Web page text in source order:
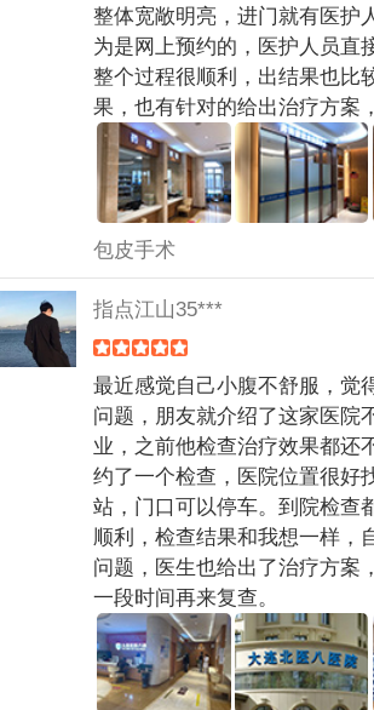
整体宽敞明亮，进门就有医护
为是网上预约的，医护人员直
整个过程很顺利，出结果也比
果，也有针对的给出治疗方案
包皮手术
指点江山35***
最近感觉自己小腹不舒服，觉
问题，朋友就介绍了这家医院
业，之前他检查治疗效果都还
约了一个检查，医院位置很好
站，门口可以停车。到院检查
顺利，检查结果和我想一样，
问题，医生也给出了治疗方案
一段时间再来复查。